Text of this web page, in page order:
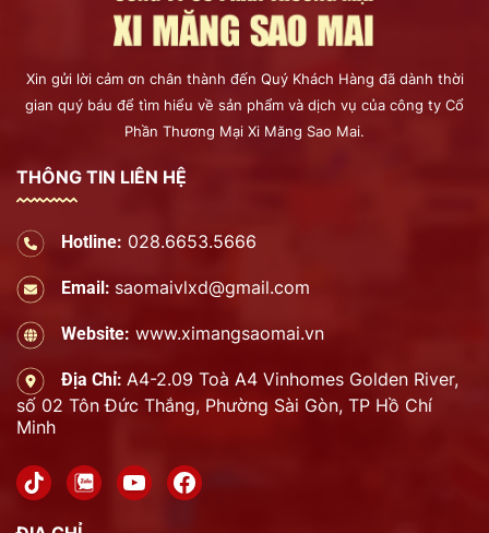
Xin gửi lời cảm ơn chân thành đến Quý Khách Hàng đã dành thời
gian quý báu để tìm hiểu về sản phẩm và dịch vụ của công ty Cổ
Phần Thương Mại Xi Măng Sao Mai.
THÔNG TIN LIÊN HỆ
Hotline: 028.6653.5666
Email: saomaivlxd@gmail.com
Website: www.ximangsaomai.vn
Địa Chỉ: A4-2.09 Toà A4 Vinhomes Golden River,
số 02 Tôn Đức Thắng, Phường Sài Gòn, TP Hồ Chí
Minh